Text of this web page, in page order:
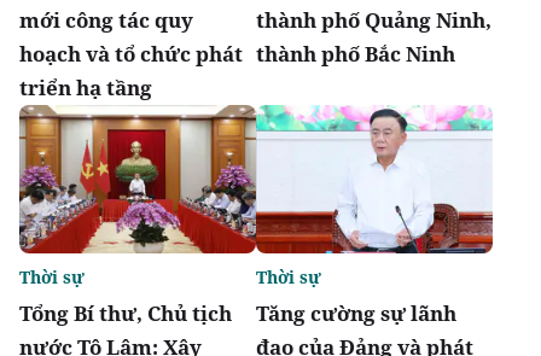
mới công tác quy
hoạch và tổ chức phát
triển hạ tầng
thành phố Quảng Ninh,
thành phố Bắc Ninh
Tổng Bí thư, Chủ tịch
nước Tô Lâm: Xây
Thời sự
Tăng cường sự lãnh
đạo của Đảng và phát
Thời sự